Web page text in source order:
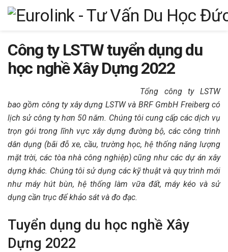
Công ty LSTW tuyển dụng du
học nghề Xây Dựng 2022
Tổng công ty LSTW
bao gồm công ty xây dựng LSTW và BRF GmbH Freiberg có
lịch sử công ty hơn 50 năm. Chúng tôi cung cấp các dịch vụ
trọn gói trong lĩnh vực xây dựng đường bộ, các công trình
dân dụng (bãi đỗ xe, cầu, trường học, hệ thống năng lượng
mặt trời, các tòa nhà công nghiệp) cũng như các dự án xây
dựng khác. Chúng tôi sử dụng các kỹ thuật và quy trình mới
như máy hút bùn, hệ thống làm vữa đất, máy kéo và sử
dụng cần trục để khảo sát và đo đạc.
Tuyển dụng du học nghề Xây
Dựng 2022